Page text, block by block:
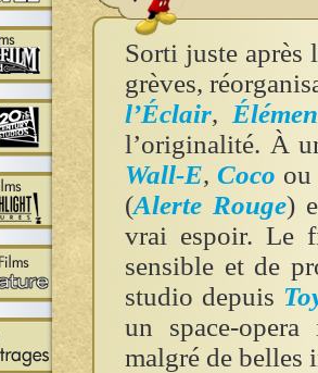
Sorti juste après
grèves,
l’Éclair,
l’originalité. À
Wall-E, Coco ou
(Alerte Rouge)
vrai espoir. Le
sensible et de
studio depuis
un space-
malgré de belles